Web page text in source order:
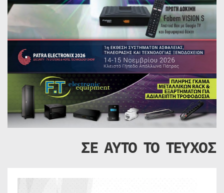
ΣΕ ΑΥΤΟ ΤΟ ΤΕΥΧΟΣ